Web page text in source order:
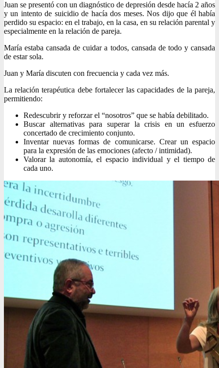
Juan se presentó con un diagnóstico de depresión desde hacía 2 años
y un intento de suicidio de hacía dos meses. Nos dijo que él había
perdido su espacio: en el trabajo, en la casa, en su relación parental y
especialmente en la relación de pareja.
María estaba cansada de cuidar a todos, cansada de todo y cansada
de estar sola.
Juan y María discuten con frecuencia y cada vez más.
La relación terapéutica debe fortalecer las capacidades de la pareja,
permitiendo:
Redescubrir y reforzar el “nosotros” que se había debilitado.
Buscar alternativas para superar la crisis en un esfuerzo
concertado de crecimiento conjunto.
Inventar nuevas formas de comunicarse. Crear un espacio
para la expresión de las emociones (afecto / intimidad).
Valorar la autonomía, el espacio individual y el tiempo de
cada uno.